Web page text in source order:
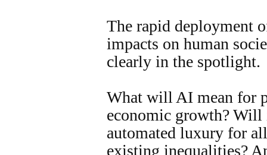
The rapid deployment
impacts on human
clearly in the spotlight.
What will AI mean for
economic growth? Will
automated luxury for
existing inequalities?